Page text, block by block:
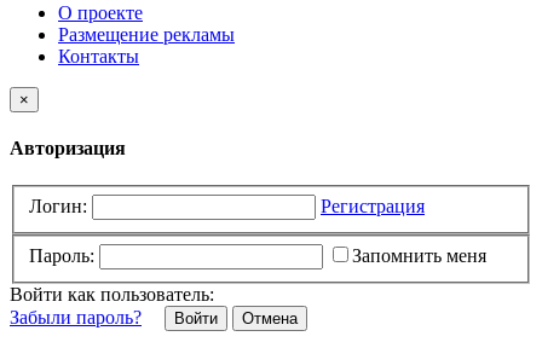
О проекте
Размещение рекламы
Контакты
×
Авторизация
Логин: Регистрация
Пароль:
Запомнить меня
Войти как пользователь:
Забыли пароль?
Отмена